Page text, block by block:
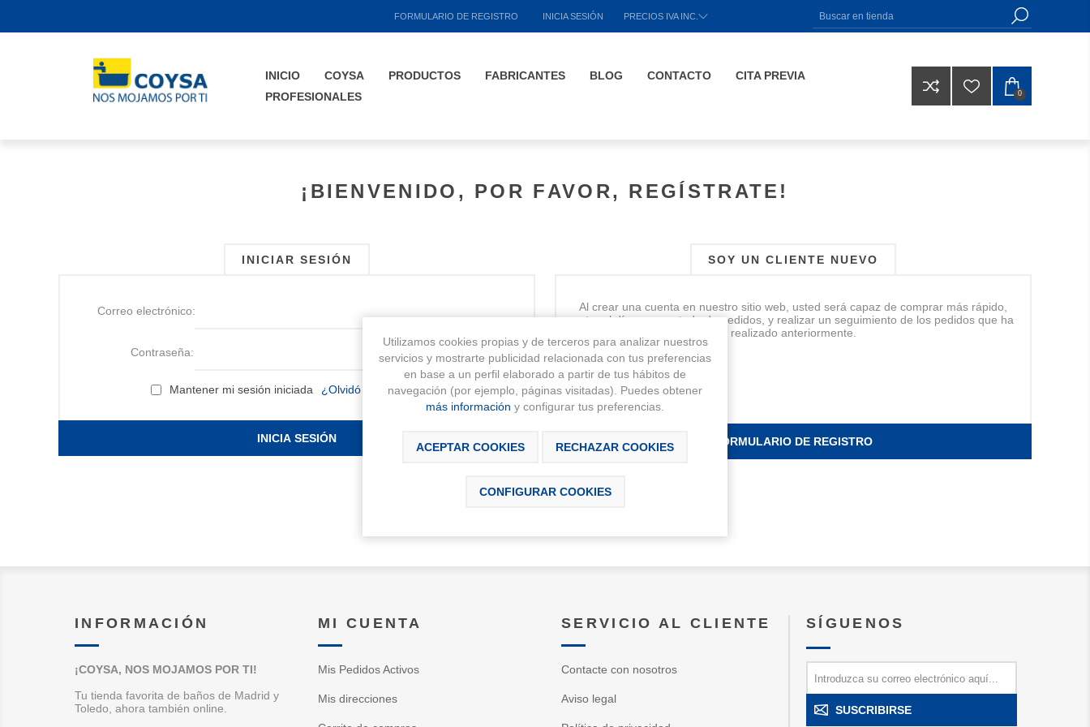
FORMULARIO DE REGISTRO INICIA SESIÓN PRECIOS IVA INC.
INICIO COYSA PRODUCTOS FABRICANTES BLOG CONTACTO
CITA PREVIA
PROFESIONALES
0
¡BIENVENIDO, POR FAVOR, REGÍSTRATE!
SOY UN CLIENTE NUEVO
Al crear una cuenta en nuestro sitio web, usted será capaz de comprar más rápido,
estar al día en un estado de pedidos, y realizar un seguimiento de los pedidos que ha
realizado anteriormente.
FORMULARIO DE REGISTRO
INICIAR SESIÓN
Correo electrónico:
Contraseña:
Mantener mi sesión iniciada ¿Olvidó su contraseña?
INICIA SESIÓN
INFORMACIÓN
¡COYSA, NOS MOJAMOS POR TI!
Tu tienda favorita de baños de Madrid y
Toledo, ahora también online.
MI CUENTA
Mis Pedidos Activos
Mis direcciones
SERVICIO AL CLIENTE
Contacte con nosotros
Aviso legal
SÍGUENOS
SUSCRIBIRSE
Utilizamos cookies propias y de terceros para analizar nuestros
servicios y mostrarte publicidad relacionada con tus preferencias
en base a un perfil elaborado a partir de tus hábitos de
navegación (por ejemplo, páginas visitadas). Puedes obtener
más información y configurar tus preferencias.
ACEPTAR COOKIES RECHAZAR COOKIES
CONFIGURAR COOKIES